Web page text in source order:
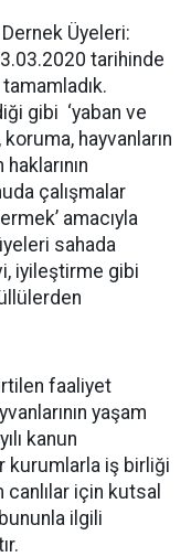
Üyeleri:
tarihinde
gibi ‘yaban ve
hayvanların
çalışmalar
amacıyla
sahada
iyileştirme gibi
faaliyet
yaşam
kanun
kurumlarla iş birliği
canlılar için kutsal
ilgili